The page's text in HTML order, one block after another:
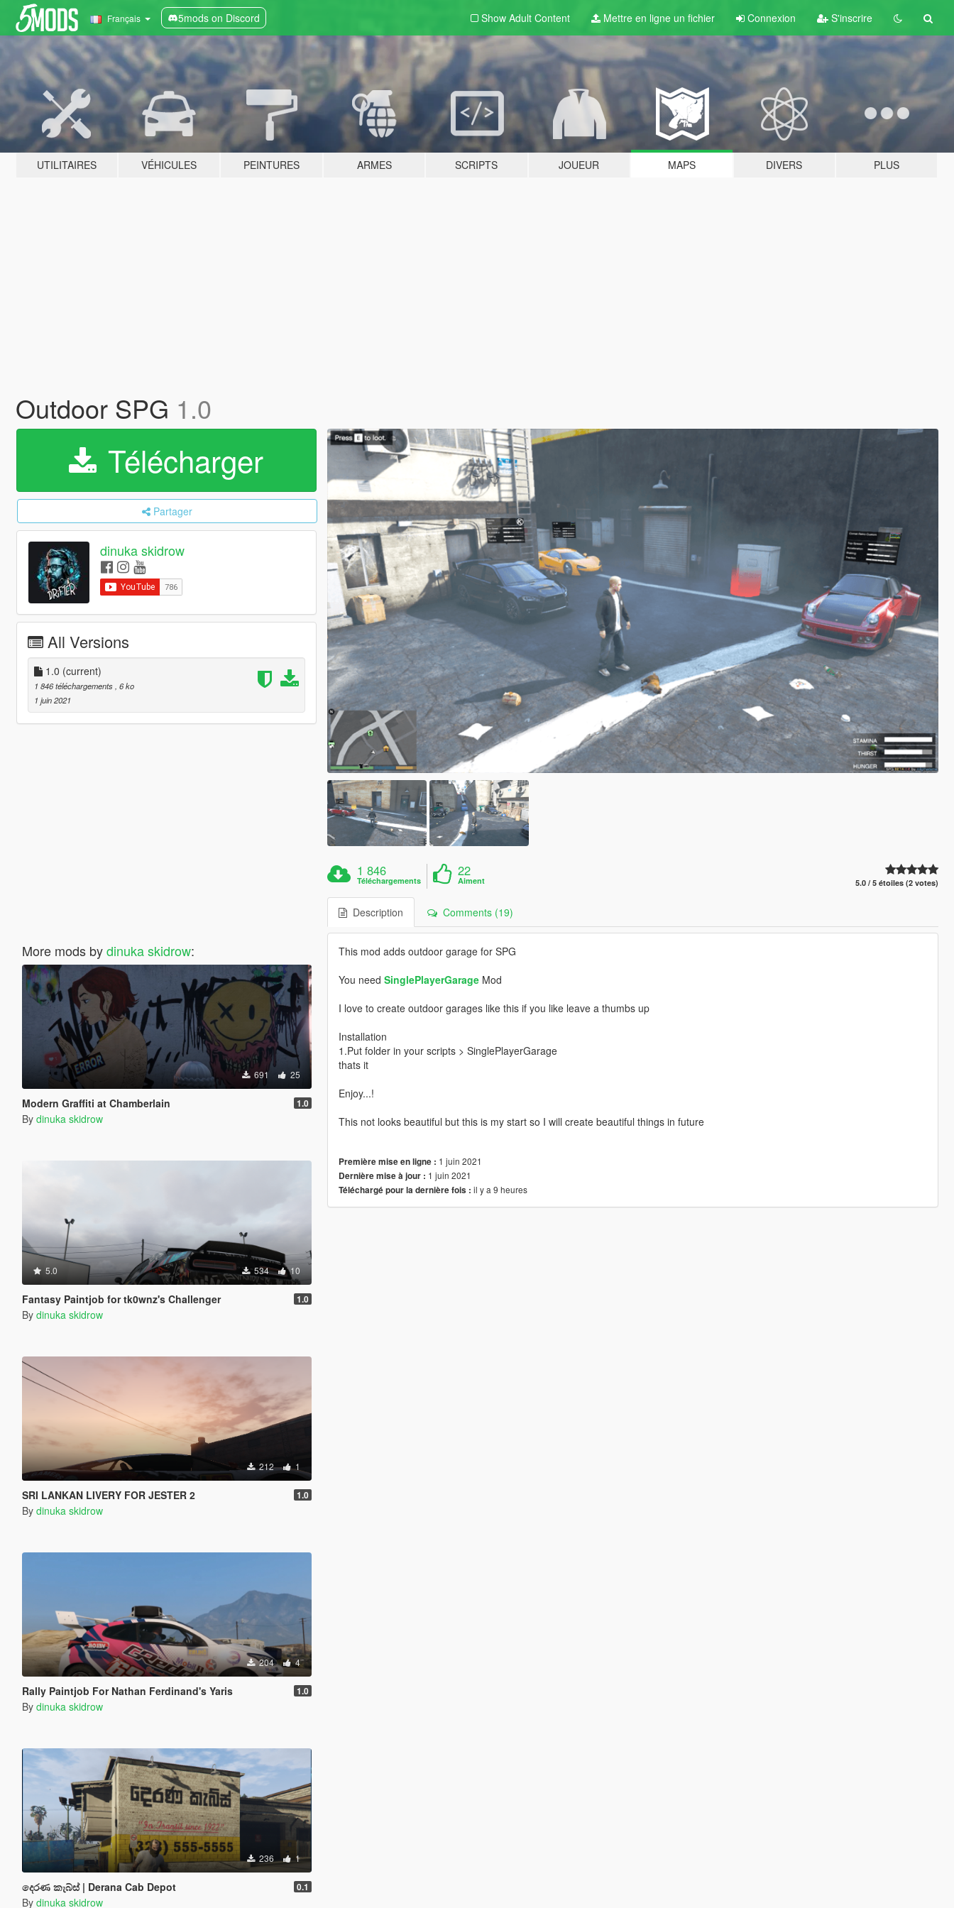
Français 5mods on Discord Show Adult Content Mettre en ligne un fichier Connexion S'inscrire
UTILITAIRES VÉHICULES PEINTURES ARMES SCRIPTS JOUEUR MAPS DIVERS PLUS
Outdoor SPG 1.0
Télécharger
Partager
dinuka skidrow
All Versions
1.0 (current)
1 846 téléchargements , 6 ko
1 juin 2021
More mods bydinuka skidrow:
691 25
Modern Graffiti at Chamberlain 1.0
By dinuka skidrow
5.0 534 10
Fantasy Paintjob for tk0wnz's Challenger 1.0
By dinuka skidrow
212 1
SRI LANKAN LIVERY FOR JESTER 2 1.0
By dinuka skidrow
204 4
Rally Paintjob For Nathan Ferdinand's Yaris 1.0
By dinuka skidrow
236 1
දෙරණ කැබ්ස් | Derana Cab Depot 0.1
By dinuka skidrow
1 846
Téléchargements
22
Aiment 5.0 / 5 étoiles (2 votes)
Description Comments (19)
This mod adds outdoor garage for SPG
You need SinglePlayerGarageMod
I love to create outdoor garages like this if you like leave a thumbs up
Installation
1.Put folder in your scripts > SinglePlayerGarage
thats it
Enjoy...!
This not looks beautiful but this is my start so I will create beautiful things in future
Première mise en ligne : 1 juin 2021
Dernière mise à jour : 1 juin 2021
Téléchargé pour la dernière fois : il y a 9 heures